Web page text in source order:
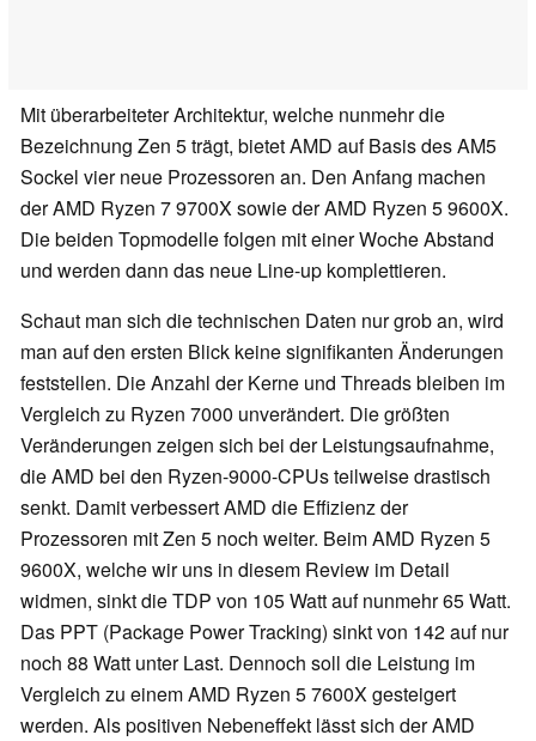
Mit überarbeiteter Architektur, welche nunmehr die
Bezeichnung Zen 5 trägt, bietet AMD auf Basis des AM5
Sockel vier neue Prozessoren an. Den Anfang machen
der AMD Ryzen 7 9700X sowie der AMD Ryzen 5 9600X.
Die beiden Topmodelle folgen mit einer Woche Abstand
und werden dann das neue Line-up komplettieren.
Schaut man sich die technischen Daten nur grob an, wird
man auf den ersten Blick keine signifikanten Änderungen
feststellen. Die Anzahl der Kerne und Threads bleiben im
Vergleich zu Ryzen 7000 unverändert. Die größten
Veränderungen zeigen sich bei der Leistungsaufnahme,
die AMD bei den Ryzen-9000-CPUs teilweise drastisch
senkt. Damit verbessert AMD die Effizienz der
Prozessoren mit Zen 5 noch weiter. Beim AMD Ryzen 5
9600X, welche wir uns in diesem Review im Detail
widmen, sinkt die TDP von 105 Watt auf nunmehr 65 Watt.
Das PPT (Package Power Tracking) sinkt von 142 auf nur
noch 88 Watt unter Last. Dennoch soll die Leistung im
Vergleich zu einem AMD Ryzen 5 7600X gesteigert
werden. Als positiven Nebeneffekt lässt sich der AMD